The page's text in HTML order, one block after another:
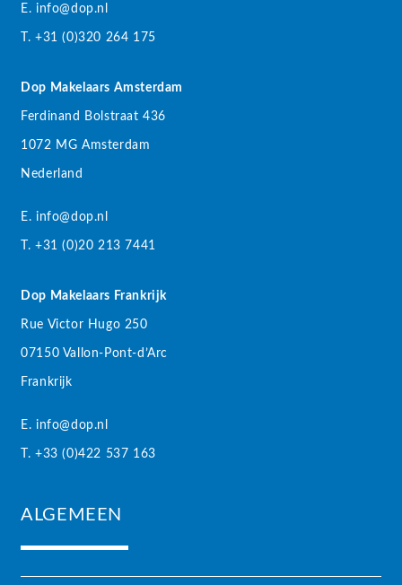
E. info@dop.nl
T. +31 (0)320 264 175
Dop Makelaars Amsterdam
Ferdinand Bolstraat 436
1072 MG Amsterdam
Nederland
E. info@dop.nl
T. +31 (0)20 213 7441
Dop Makelaars Frankrijk
Rue Victor Hugo 250
07150 Vallon-Pont-d’Arc
Frankrijk
E. info@dop.nl
T. +33 (0)422 537 163
ALGEMEEN